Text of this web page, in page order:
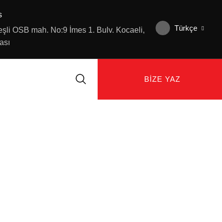
OSB mah. No:9 İmes 1. Bulv. Kocaeli,
Türkçe
BIZE YAZ